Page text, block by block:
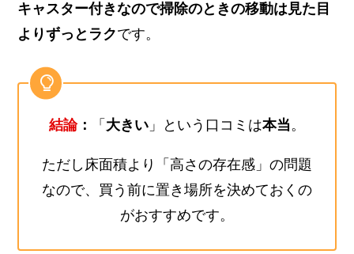
キャスター付きなので掃除のときの移動は見た目
よりずっとラクです。
結論： 「 大きい 」という口コミは本当 。
ただし床面積より「高さの存在感」の問題
なので、買う前に置き場所を決めておくの
がおすすめです。